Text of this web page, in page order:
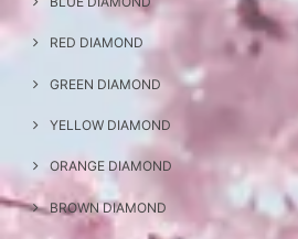
RED DIAMOND
GREEN DIAMOND
YELLOW DIAMOND
ORANGE DIAMOND
BROWN DIAMOND